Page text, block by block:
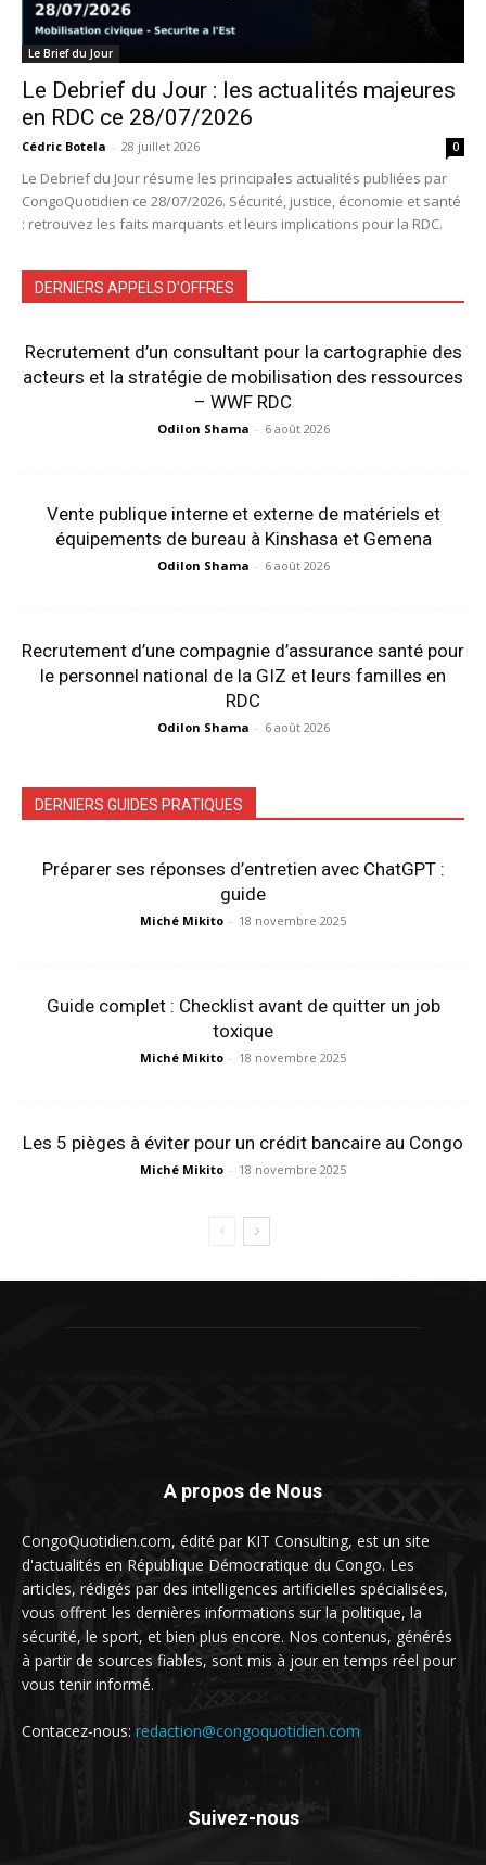
Le Brief du Jour
Le Debrief du Jour : les actualités majeures
en RDC ce 28/07/2026
Cédric Botela - 28 juillet 2026 0
Le Debrief du Jour résume les principales actualités publiées par
CongoQuotidien ce 28/07/2026. Sécurité, justice, économie et santé
: retrouvez les faits marquants et leurs implications pour la RDC.
DERNIERS APPELS D'OFFRES
Recrutement d’un consultant pour la cartographie des
acteurs et la stratégie de mobilisation des ressources
– WWF RDC
Odilon Shama - 6 août 2026
Vente publique interne et externe de matériels et
équipements de bureau à Kinshasa et Gemena
Odilon Shama - 6 août 2026
Recrutement d’une compagnie d’assurance santé pour
le personnel national de la GIZ et leurs familles en
RDC
Odilon Shama - 6 août 2026
DERNIERS GUIDES PRATIQUES
Préparer ses réponses d’entretien avec ChatGPT :
guide
Miché Mikito - 18 novembre 2025
Guide complet : Checklist avant de quitter un job
toxique
Miché Mikito - 18 novembre 2025
Les 5 pièges à éviter pour un crédit bancaire au Congo
Miché Mikito - 18 novembre 2025
A propos de Nous
CongoQuotidien.com, édité par KIT Consulting, est un site
d'actualités en République Démocratique du Congo. Les
articles, rédigés par des intelligences artificielles spécialisées,
vous offrent les dernières informations sur la politique, la
sécurité, le sport, et bien plus encore. Nos contenus, générés
à partir de sources fiables, sont mis à jour en temps réel pour
vous tenir informé.
Contacez-nous: redaction@congoquotidien.com
Suivez-nous